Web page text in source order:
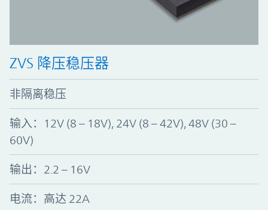
ZVS 降压稳压器
非隔离稳压
输入：12V (8 – 18V), 24V (8 – 42V), 48V (30 –
60V)
输出：2.2 – 16V
电流：高达 22A